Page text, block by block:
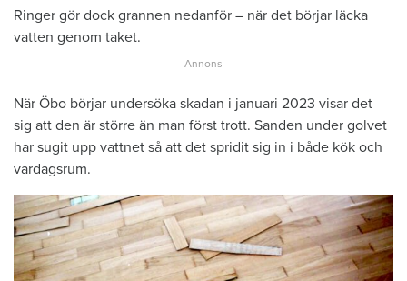
Ringer gör dock grannen nedanför – när det börjar läcka
vatten genom taket.
När Öbo börjar undersöka skadan i januari 2023 visar det
sig att den är större än man först trott. Sanden under golvet
har sugit upp vattnet så att det spridit sig in i både kök och
vardagsrum.